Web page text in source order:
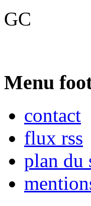
GC
Menu
contact
flux rss
plan du